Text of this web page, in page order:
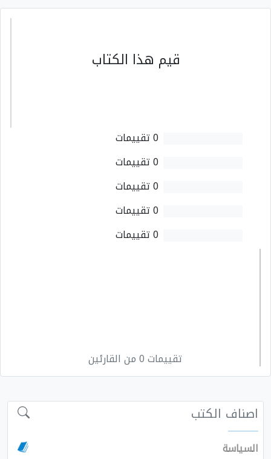
قيم هذا الكتاب
0 تقييمات
0 تقييمات
0 تقييمات
0 تقييمات
0 تقييمات
تقييمات 0 من القارئين
اصناف الكتب
السياسة